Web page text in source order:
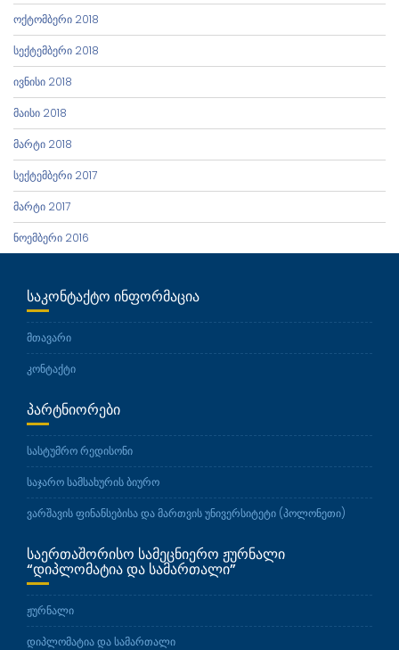
ოქტომბერი 2018
სექტემბერი 2018
ივნისი 2018
მაისი 2018
მარტი 2018
სექტემბერი 2017
მარტი 2017
ნოემბერი 2016
ᲡᲐᲙᲝᲜᲢᲐᲥᲢᲝ ᲘᲜᲤᲝᲠᲛᲐᲪᲘᲐ
მთავარი
კონტაქტი
ᲞᲐᲠᲢᲜᲘᲝᲠᲔᲑᲘ
სასტუმრო რედისონი
საჯარო სამსახურის ბიურო
ვარშავის ფინანსებისა და მართვის უნივერსიტეტი (პოლონეთი)
ᲡᲐᲔᲠᲗᲐᲨᲝᲠᲘᲡᲝ ᲡᲐᲛᲔᲪᲜᲘᲔᲠᲝ ᲟᲣᲠᲜᲐᲚᲘ
“ᲓᲘᲞᲚᲝᲛᲐᲢᲘᲐ ᲓᲐ ᲡᲐᲛᲐᲠᲗᲐᲚᲘ”
ჟურნალი
დიპლომატია და სამართალი